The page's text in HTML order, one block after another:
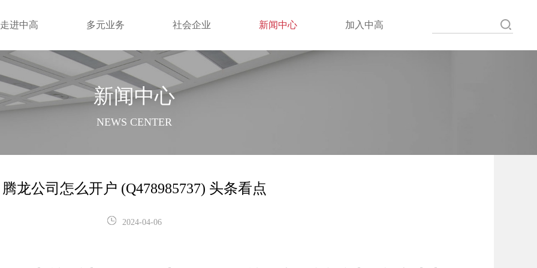
走进中高 多元业务 社会企业 新闻中心 加入中高
新闻中心
NEWS CENTER
腾龙公司怎么开户 (Q478985737) 头条看点
2024-04-06